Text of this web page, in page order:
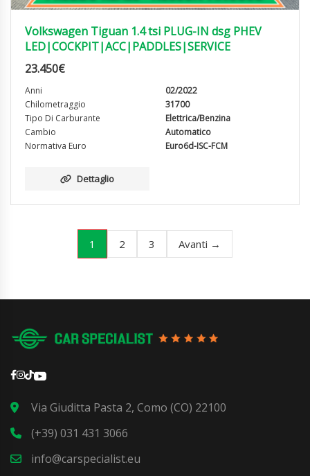
Volkswagen Tiguan 1.4 tsi PLUG-IN dsg PHEV
LED|COCKPIT|ACC|PADDLES|SERVICE
23.450€
Anni
02/2022
Chilometraggio
31700
Tipo Di Carburante
Elettrica/Benzina
Cambio
Automatico
Normativa Euro
Euro6d-ISC-FCM
Dettaglio
1 2 3 Avanti →
Via Giuditta Pasta 2, Como (CO) 22100
(+39) 031 431 3066
info@carspecialist.eu